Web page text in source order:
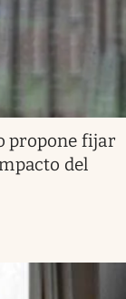
propone fijar
del